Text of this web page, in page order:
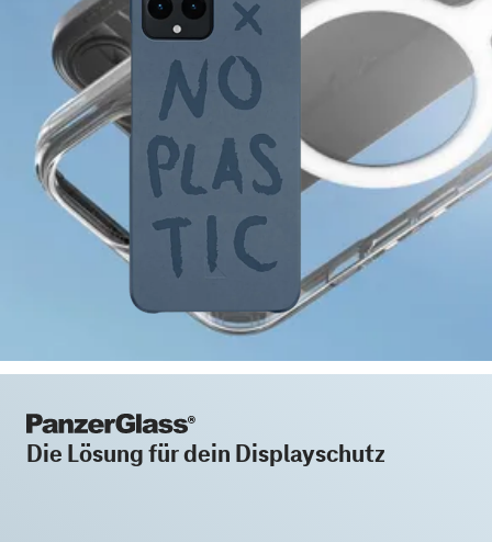
Die Lösung für dein Displayschutz